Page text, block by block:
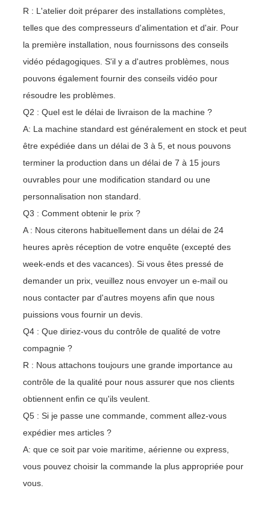
R : L'atelier doit préparer des installations complètes,
telles que des compresseurs d'alimentation et d'air. Pour
la première installation, nous fournissons des conseils
vidéo pédagogiques. S'il y a d'autres problèmes, nous
pouvons également fournir des conseils vidéo pour
résoudre les problèmes.
Q2 : Quel est le délai de livraison de la machine ?
A: La machine standard est généralement en stock et peut
être expédiée dans un délai de 3 à 5, et nous pouvons
terminer la production dans un délai de 7 à 15 jours
ouvrables pour une modification standard ou une
personnalisation non standard.
Q3 : Comment obtenir le prix ?
A : Nous citerons habituellement dans un délai de 24
heures après réception de votre enquête (excepté des
week-ends et des vacances). Si vous êtes pressé de
demander un prix, veuillez nous envoyer un e-mail ou
nous contacter par d'autres moyens afin que nous
puissions vous fournir un devis.
Q4 : Que diriez-vous du contrôle de qualité de votre
compagnie ?
R : Nous attachons toujours une grande importance au
contrôle de la qualité pour nous assurer que nos clients
obtiennent enfin ce qu'ils veulent.
Q5 : Si je passe une commande, comment allez-vous
expédier mes articles ?
A: que ce soit par voie maritime, aérienne ou express,
vous pouvez choisir la commande la plus appropriée pour
vous.